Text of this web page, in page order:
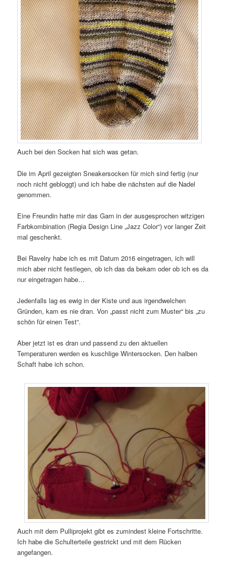
Auch bei den Socken hat sich was getan.
Die im April gezeigten Sneakersocken für mich sind fertig (nur
noch nicht gebloggt) und ich habe die nächsten auf die Nadel
genommen.
Eine Freundin hatte mir das Garn in der ausgesprochen witzigen
Farbkombination (Regia Design Line „Jazz Color“) vor langer Zeit
mal geschenkt.
Bei Ravelry habe ich es mit Datum 2016 eingetragen, ich will
mich aber nicht festlegen, ob ich das da bekam oder ob ich es da
nur eingetragen habe…
Jedenfalls lag es ewig in der Kiste und aus irgendwelchen
Gründen, kam es nie dran. Von „passt nicht zum Muster“ bis „zu
schön für einen Test“.
Aber jetzt ist es dran und passend zu den aktuellen
Temperaturen werden es kuschlige Wintersocken. Den halben
Schaft habe ich schon.
Auch mit dem Pulliprojekt gibt es zumindest kleine Fortschritte.
Ich habe die Schulterteile gestrickt und mit dem Rücken
angefangen.